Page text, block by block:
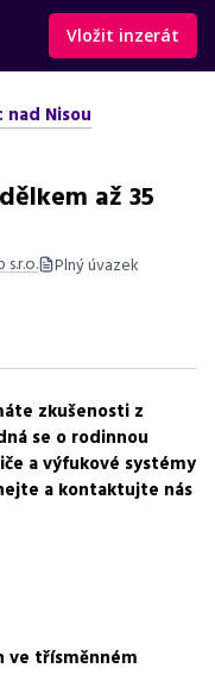
Vložit inzerát
nad Nisou
až 35
s.r.o. Plný úvazek
dělníka ve výrobě
zkušenosti z
se o rodinnou
a výfukové systémy
a kontaktujte nás
ve třísměnném